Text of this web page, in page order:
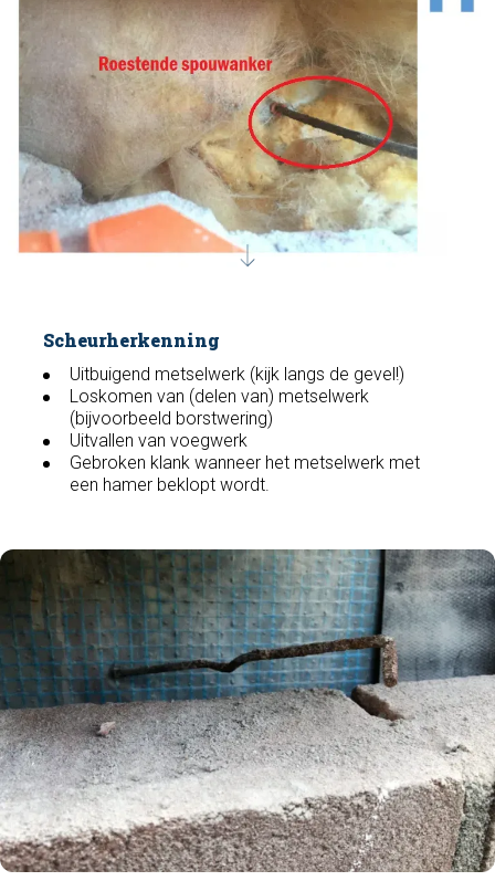
Scheurherkenning
Uitbuigend metselwerk (kijk langs de gevel!)
Loskomen van (delen van) metselwerk
(bijvoorbeeld borstwering)
Uitvallen van voegwerk
Gebroken klank wanneer het metselwerk met
een hamer beklopt wordt.